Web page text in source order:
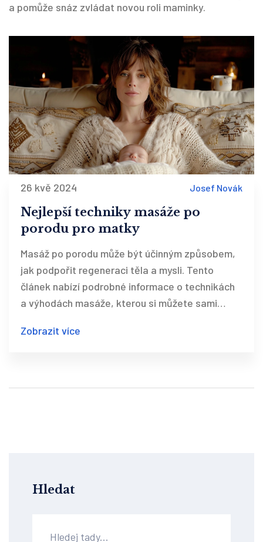
a pomůže snáz zvládat novou roli maminky.
26 kvě 2024 Josef Novák
Nejlepší techniky masáže po
porodu pro matky
Masáž po porodu může být účinným způsobem,
jak podpořit regeneraci těla a mysli. Tento
článek nabízí podrobné informace o technikách
a výhodách masáže, kterou si můžete sami
masírovat jednotlivé části těla a jak využít
Zobrazit více
Hledat